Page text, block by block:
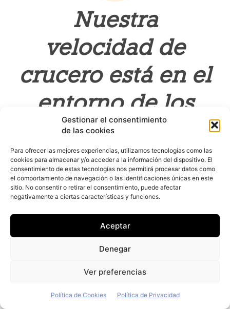
Gestionar el consentimiento
de las cookies
Para ofrecer las mejores experiencias, utilizamos tecnologías como las
cookies para almacenar y/o acceder a la información del dispositivo. El
consentimiento de estas tecnologías nos permitirá procesar datos como
el comportamiento de navegación o las identificaciones únicas en este
sitio. No consentir o retirar el consentimiento, puede afectar
negativamente a ciertas características y funciones.
Aceptar
Denegar
Ver preferencias
Política de Cookies Política de Privacidad
Nuestra
velocidad de
crucero está en el
entorno de los
100.000 vehículos
de flota al año